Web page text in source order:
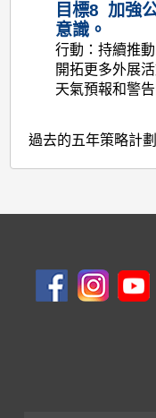
目標8 加強
意識。
行動：持續推
開拓更多外展
天氣預報和警
過去的五年策略計劃